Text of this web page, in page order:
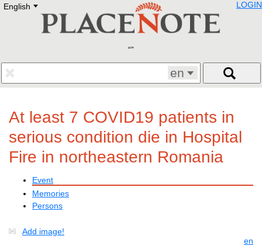
English E
Deutsch
Francais
Polski
Eestikeelne
LOGIN
en
At least 7 COVID19 patients in
serious condition die in Hospital
Fire in northeastern Romania
Event
Memories
Persons
Add image!
en